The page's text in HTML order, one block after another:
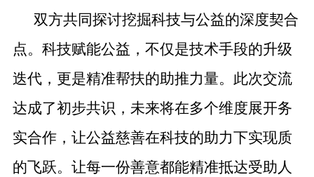
双方共同探讨挖掘科技与公益的深度契合
点。科技赋能公益，不仅是技术手段的升级
迭代，更是精准帮扶的助推力量。此次交流
达成了初步共识，未来将在多个维度展开务
实合作，让公益慈善在科技的助力下实现质
的飞跃。让每一份善意都能精准抵达受助人